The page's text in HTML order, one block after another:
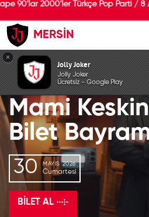
90’lar 2000’ler Türkçe Pop Parti / 8
MERSİN
GEÇMİŞ
Mami Keskin
Bilet Bayram
30 MAYIS 2026
Cumartesi
BILET AL
×
Jolly Joker
Jolly Joker
Ücretsiz - Google Play